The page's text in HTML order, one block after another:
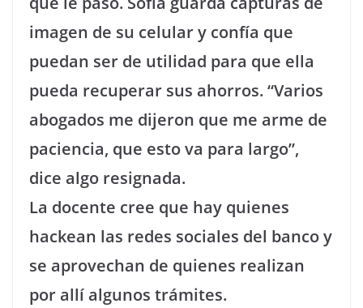
imagen de su celular y confía que
puedan ser de utilidad para que ella
pueda recuperar sus ahorros. “Varios
abogados me dijeron que me arme de
paciencia, que esto va para largo”,
dice algo resignada.
La docente cree que hay quienes
hackean las redes sociales del banco y
se aprovechan de quienes realizan
por allí algunos trámites.